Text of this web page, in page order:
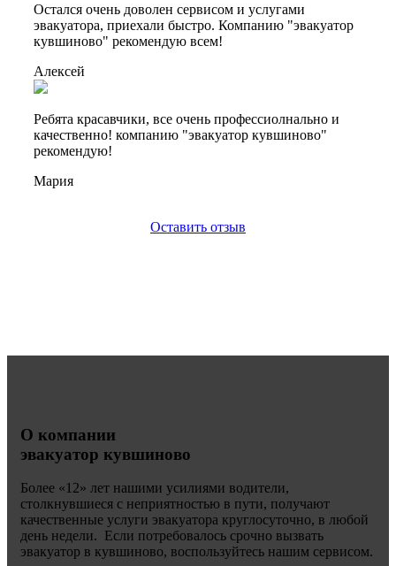
Остался очень доволен сервисом и услугами
эвакуатора, приехали быстро. Компанию "эвакуатор
кувшиново" рекомендую всем!
Алексей
Ребята красавчики, все очень профессиолнально и
качественно! компанию "эвакуатор кувшиново"
рекомендую!
Мария
Оставить отзыв
О компании
эвакуатор кувшиново
Более «12» лет нашими усилиями водители,
столкнувшиеся с неприятностью в пути, получают
качественные услуги эвакуатора круглосуточно, в любой
день недели. Если потребовалось срочно вызвать
эвакуатор в кувшиново, воспользуйтесь нашим сервисом.